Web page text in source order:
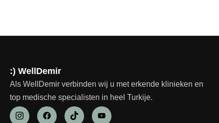
:) WellDemir
Als WellDemir verbinden wij u met erkende klinieken en
top medische specialisten in heel Turkije.